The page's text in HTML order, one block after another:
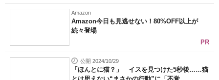
Amazon
Amazon今日も見逃せない！80%OFF以上が
続々登場
PR
公開 2024/10/29
「ほんとに猫？」 イスを見つけた5秒後……猫